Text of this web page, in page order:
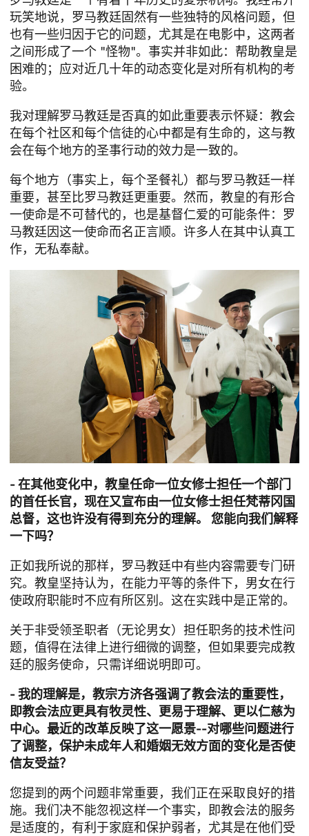
玩笑地说，罗马教廷固然有一些独特的风格问题，但
也有一些归因于它的问题，尤其是在电影中，这两者
之间形成了一个 "怪物"。事实并非如此：帮助教皇是
困难的；应对近几十年的动态变化是对所有机构的考
验。
我对理解罗马教廷是否真的如此重要表示怀疑：教会
在每个社区和每个信徒的心中都是有生命的，这与教
会在每个地方的圣事行动的效力是一致的。
每个地方（事实上，每个圣餐礼）都与罗马教廷一样
重要，甚至比罗马教廷更重要。然而，教皇的有形合
一使命是不可替代的，也是基督仁爱的可能条件：罗
马教廷因这一使命而名正言顺。许多人在其中认真工
作，无私奉献。
- 在其他变化中，教皇任命一位女修士担任一个部门
的首任长官，现在又宣布由一位女修士担任梵蒂冈国
总督，这也许没有得到充分的理解。 您能向我们解释
一下吗？
正如我所说的那样，罗马教廷中有些内容需要专门研
究。教皇坚持认为，在能力平等的条件下，男女在行
使政府职能时不应有所区别。这在实践中是正常的。
关于非受领圣职者（无论男女）担任职务的技术性问
题，值得在法律上进行细微的调整，但如果要完成教
廷的服务使命，只需详细说明即可。
- 我的理解是，教宗方济各强调了教会法的重要性，
即教会法应更具有牧灵性、更易于理解、更以仁慈为
中心。最近的改革反映了这一愿景--对哪些问题进行
了调整，保护未成年人和婚姻无效方面的变化是否使
信友受益？
您提到的两个问题非常重要，我们正在采取良好的措
施。我们决不能忽视这样一个事实，即教会法的服务
是适度的，有利于家庭和保护弱者，尤其是在他们受